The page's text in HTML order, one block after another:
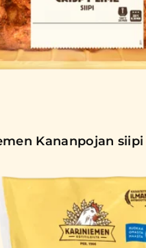
Kananpojan